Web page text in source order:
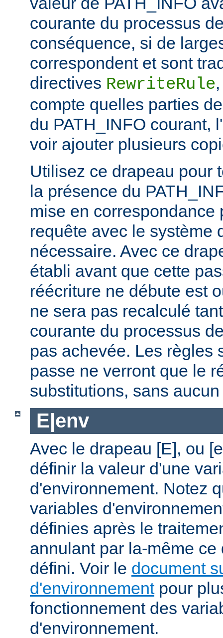
courante du processus
conséquence, si de
correspondent et sont
directives RewriteRule
compte quelles parties
du PATH_INFO courant,
voir ajouter plusieurs
Utilisez ce drapeau pour
la présence du
mise en correspondance
requête avec le système
nécessaire. Avec ce
établi avant que cette
réécriture ne débute est
ne sera pas recalculé
courante du processus
pas achevée. Les règles
passe ne verront que le
substitutions, sans
E|env
Avec le drapeau [E], ou
définir la valeur d'une
d'environnement. Notez
variables
définies après le
annulant par la-même ce
défini. Voir le document
d'environnementpour
fonctionnement des
d'environnement.